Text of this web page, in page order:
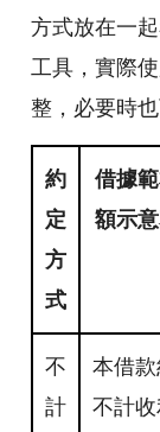
方式放在一
工具，實際
整，必要時
約
定
方
式
借據
額示
不
計
本借款
不計收